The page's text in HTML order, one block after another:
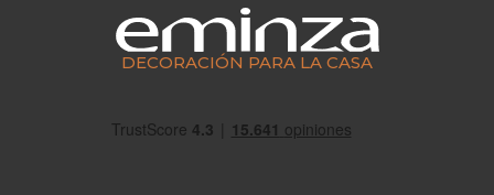
DECORACIÓN PARA LA CASA